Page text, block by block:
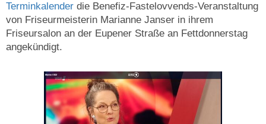
Terminkalender die Benefiz-Fastelovvends-Veranstaltung
von Friseurmeisterin Marianne Janser in ihrem
Friseursalon an der Eupener Straße an Fettdonnerstag
angekündigt.